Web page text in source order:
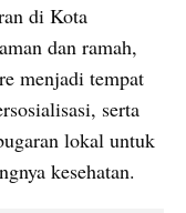
di Kota
dan ramah,
menjadi tempat
serta
lokal untuk
kesehatan.